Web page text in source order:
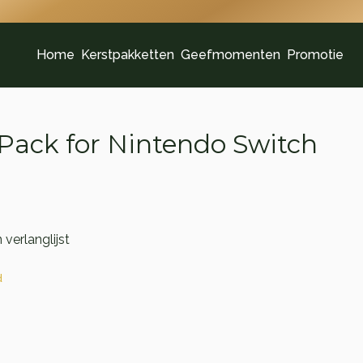
Home Kerstpakketten Geefmomenten Promotie
for Nintendo Switch
verlanglijst